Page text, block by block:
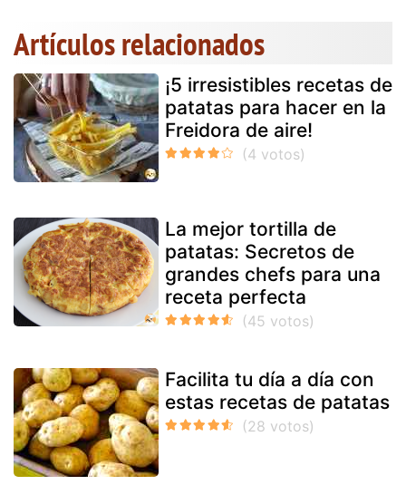
Artículos relacionados
¡5 irresistibles recetas de
patatas para hacer en la
Freidora de aire!
La mejor tortilla de
patatas: Secretos de
grandes chefs para una
receta perfecta
Facilita tu día a día con
estas recetas de patatas